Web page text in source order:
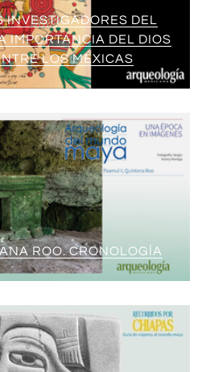
INVESTIGADORES DEL
IMPORTANCIA DEL DIOS
LOS MEXICAS
ROO. CRONOLOGÍA